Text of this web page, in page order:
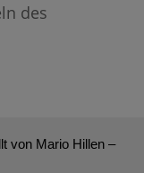
des
von Mario Hillen –